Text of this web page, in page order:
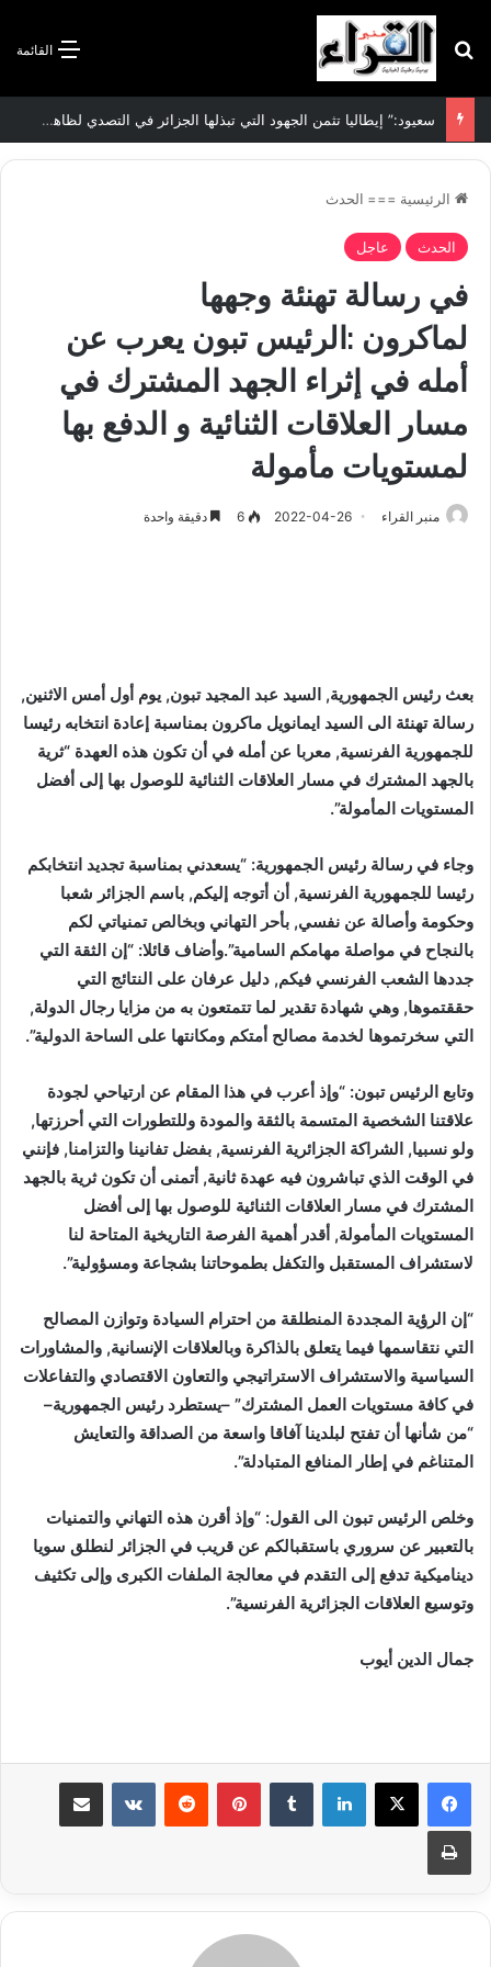
القائمة بحث عن
سعيود:” إيطاليا تثمن الجهود التي تبذلها الجزائر في التصدي لظاهرة الهجرة غير الشرعية”
الرئيسية === الحدث
الحدث عاجل
في رسالة تهنئة وجهها
لماكرون :الرئيس تبون يعرب عن
أمله في إثراء الجهد المشترك في
مسار العلاقات الثنائية و الدفع بها
لمستويات مأمولة
منبر القراء 2022-04-26
6 دقيقة واحدة
بعث رئيس الجمهورية, السيد عبد المجيد تبون, يوم أول أمس الاثنين,
رسالة تهنئة الى السيد ايمانويل ماكرون بمناسبة إعادة انتخابه رئيسا
للجمهورية الفرنسية, معربا عن أمله في أن تكون هذه العهدة “ثرية
بالجهد المشترك في مسار العلاقات الثنائية للوصول بها إلى أفضل
المستويات المأمولة”.
وجاء في رسالة رئيس الجمهورية: “يسعدني بمناسبة تجديد انتخابكم
رئيسا للجمهورية الفرنسية, أن أتوجه إليكم, باسم الجزائر شعبا
وحكومة وأصالة عن نفسي, بأحر التهاني وبخالص تمنياتي لكم
بالنجاح في مواصلة مهامكم السامية”.وأضاف قائلا: “إن الثقة التي
جددها الشعب الفرنسي فيكم, دليل عرفان على النتائج التي
حققتموها, وهي شهادة تقدير لما تتمتعون به من مزايا رجال الدولة,
التي سخرتموها لخدمة مصالح أمتكم ومكانتها على الساحة الدولية”.
وتابع الرئيس تبون: “وإذ أعرب في هذا المقام عن ارتياحي لجودة
علاقتنا الشخصية المتسمة بالثقة والمودة وللتطورات التي أحرزتها,
ولو نسبيا, الشراكة الجزائرية الفرنسية, بفضل تفانينا والتزامنا, فإنني
في الوقت الذي تباشرون فيه عهدة ثانية, أتمنى أن تكون ثرية بالجهد
المشترك في مسار العلاقات الثنائية للوصول بها إلى أفضل
المستويات المأمولة, أقدر أهمية الفرصة التاريخية المتاحة لنا
لاستشراف المستقبل والتكفل بطموحاتنا بشجاعة ومسؤولية”.
“إن الرؤية المجددة المنطلقة من احترام السيادة وتوازن المصالح
التي نتقاسمها فيما يتعلق بالذاكرة وبالعلاقات الإنسانية, والمشاورات
السياسية والاستشراف الاستراتيجي والتعاون الاقتصادي والتفاعلات
في كافة مستويات العمل المشترك” –يستطرد رئيس الجمهورية–
“من شأنها أن تفتح لبلدينا آفاقا واسعة من الصداقة والتعايش
المتناغم في إطار المنافع المتبادلة”.
وخلص الرئيس تبون الى القول: “وإذ أقرن هذه التهاني والتمنيات
بالتعبير عن سروري باستقبالكم عن قريب في الجزائر لنطلق سويا
ديناميكية تدفع إلى التقدم في معالجة الملفات الكبرى وإلى تكثيف
وتوسيع العلاقات الجزائرية الفرنسية”.
جمال الدين أيوب
لينكدإن بينتيريست
طباعة